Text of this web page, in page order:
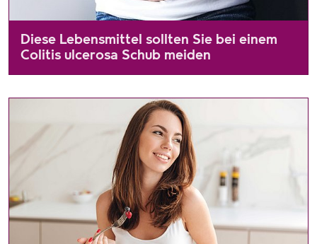
Diese Lebensmittel sollten Sie bei einem
Colitis ulcerosa Schub meiden
Wer bei einer Colitis ulcerosa einen Schub erlebt, meidet